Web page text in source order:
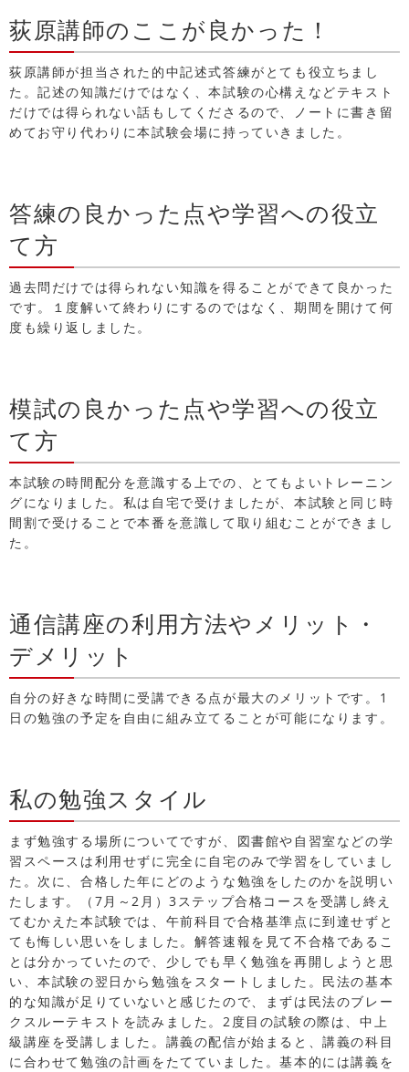
荻原講師のここが良かった！
荻原講師が担当された的中記述式答練がとても役立ちまし
た。記述の知識だけではなく、本試験の心構えなどテキスト
だけでは得られない話もしてくださるので、ノートに書き留
めてお守り代わりに本試験会場に持っていきました。
答練の良かった点や学習への役立
て方
過去問だけでは得られない知識を得ることができて良かった
です。１度解いて終わりにするのではなく、期間を開けて何
度も繰り返しました。
模試の良かった点や学習への役立
て方
本試験の時間配分を意識する上での、とてもよいトレーニン
グになりました。私は自宅で受けましたが、本試験と同じ時
間割で受けることで本番を意識して取り組むことができまし
た。
通信講座の利用方法やメリット・
デメリット
自分の好きな時間に受講できる点が最大のメリットです。1
日の勉強の予定を自由に組み立てることが可能になります。
私の勉強スタイル
まず勉強する場所についてですが、図書館や自習室などの学
習スペースは利用せずに完全に自宅のみで学習をしていまし
た。次に、合格した年にどのような勉強をしたのかを説明い
たします。（7月～2月）3ステップ合格コースを受講し終え
てむかえた本試験では、午前科目で合格基準点に到達せずと
ても悔しい思いをしました。解答速報を見て不合格であるこ
とは分かっていたので、少しでも早く勉強を再開しようと思
い、本試験の翌日から勉強をスタートしました。民法の基本
的な知識が足りていないと感じたので、まずは民法のブレー
クスルーテキストを読みました。2度目の試験の際は、中上
級講座を受講しました。講義の配信が始まると、講義の科目
に合わせて勉強の計画をたてていました。基本的には講義を